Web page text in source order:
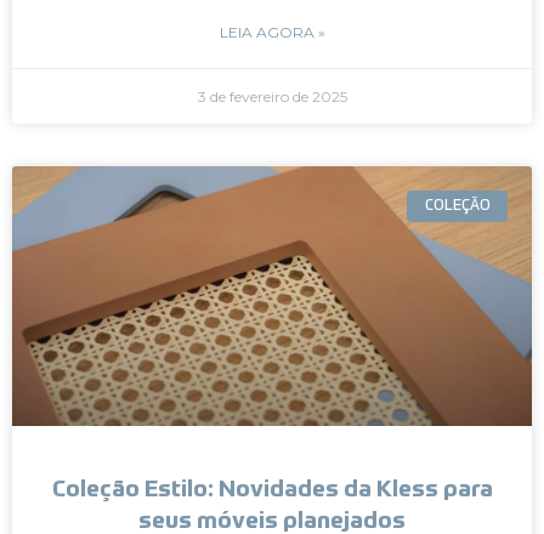
LEIA AGORA »
3 de fevereiro de 2025
COLEÇÃO
Coleção Estilo: Novidades da Kless para
seus móveis planejados